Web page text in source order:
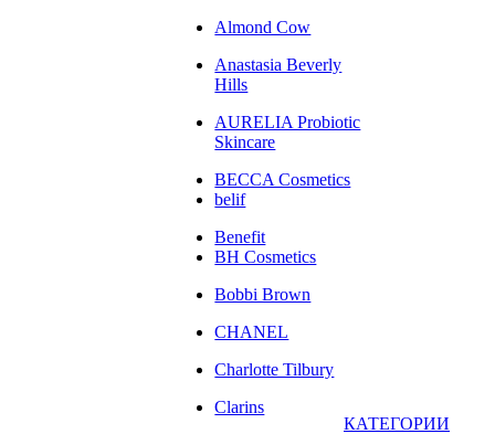
Almond Cow
Anastasia Beverly
Hills
AURELIA Probiotic
Skincare
BECCA Cosmetics
belif
Benefit
BH Cosmetics
Bobbi Brown
CHANEL
Charlotte Tilbury
Clarins
КАТЕГОРИИ